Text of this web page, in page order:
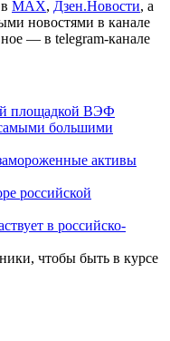
МАХ, Дзен.Новости, а
новостями в канале
— в telegram-канале
площадкой ВЭФ
большими
активы
российской
в российско-
чтобы быть в курсе